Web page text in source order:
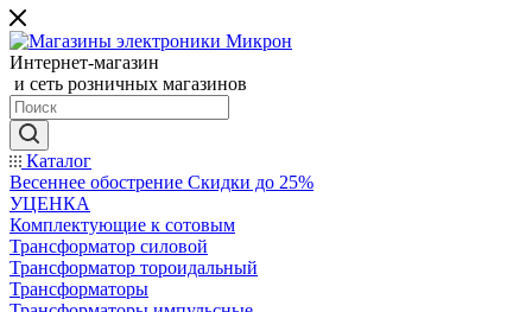
Интернет-магазин
и сеть розничных магазинов
Каталог
Весеннее обострение Скидки до 25%
УЦЕНКА
Комплектующие к сотовым
Трансформатор силовой
Трансформатор тороидальный
Трансформаторы